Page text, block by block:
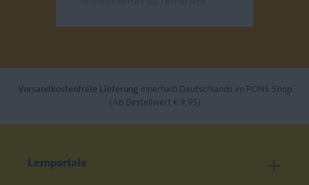
Versandkostenfreie Lieferung innerhalb Deutschlands im PONS Shop
(Ab Bestellwert € 9,95)
Lernportale